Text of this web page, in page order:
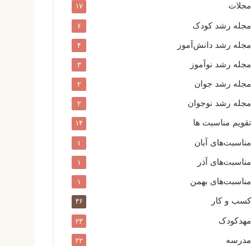
مجلات ۱۷
مجله رشد کودک ۶
مجله رشد دانش‌آموز ۴
مجله رشد نوآموز ۳
مجله رشد جوان ۲
مجله رشد نوجوان ۲
تقویم مناسبت ها ۱۴
مناسبت‌های آبان ۱
مناسبت‌های آذر ۱
مناسبت‌های بهمن ۱
کسب و کار ۳۶
مهدکودک ۲۳
مدرسه ۲۲